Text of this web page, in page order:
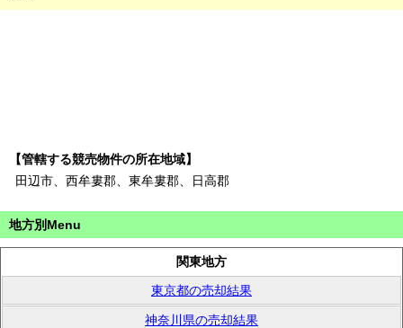
【管轄する競売物件の所在地域】
田辺市、西牟婁郡、東牟婁郡、日高郡
地方別Menu
関東地方
東京都の売却結果
神奈川県の売却結果